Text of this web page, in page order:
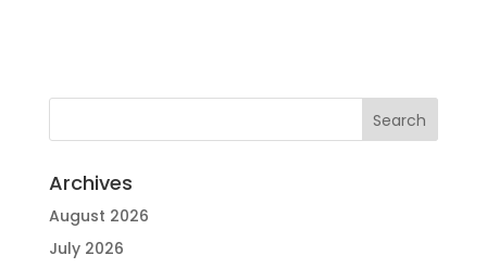
Archives
August 2026
July 2026